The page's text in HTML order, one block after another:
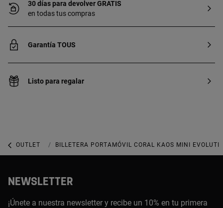
30 días para devolver GRATIS
en todas tus compras
Garantía TOUS
Listo para regalar
OUTLET OUTLET ACCESORIOS
BILLETERA PORTAMÓVIL CORAL KAOS MINI
NEWSLETTER
¡Únete a nuestra newsletter y recibe un 10% en tu primera